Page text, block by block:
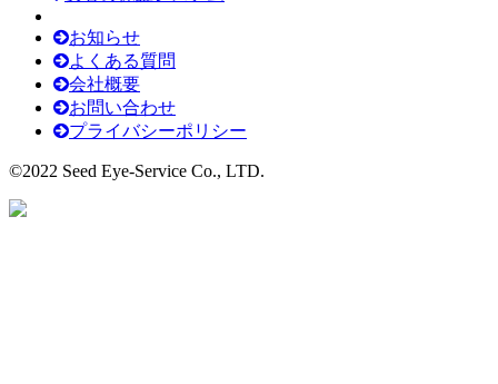
お知らせ
よくある質問
会社概要
お問い合わせ
プライバシーポリシー
©2022 Seed Eye-Service Co., LTD.